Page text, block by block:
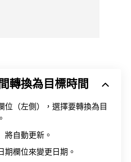
轉換為目標時間
位（左側），選擇要轉換為目
將自動更新。
期欄位來變更日期。